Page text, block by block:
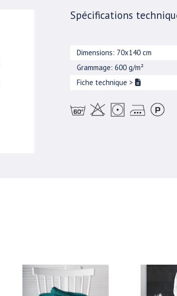
Spécifications
Dimensions: 70x140 cm
Grammage: 600 g/m²
Fiche technique >